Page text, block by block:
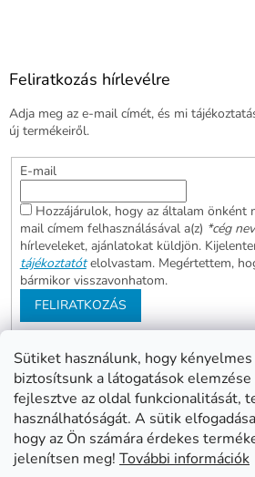
Sütiket használunk, hogy
biztosítsunk a látogatások
fejlesztve az oldal funkcionalitását,
használhatóságát. A sütik
hogy az Ön számára érdekes
jelenítsen meg! További információk
Feliratkozás hírlevélre
Adja meg az e-mail címét, és mi
új termékeiről.
E-mail
Hozzájárulok, hogy az általam önként
mail címem felhasználásával a(z) *cég
hírleveleket, ajánlatokat küldjön.
tájékoztatót elolvastam. Megértettem,
bármikor visszavonhatom.
FELIRATKOZÁS
Abonett
Civita